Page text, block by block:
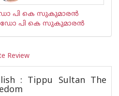
ഡോ പി കെ സുകുമാര‌ന്‍
ഡോ പി കെ സുകുമാര‌ന്‍
Review
: Tippu Sultan The